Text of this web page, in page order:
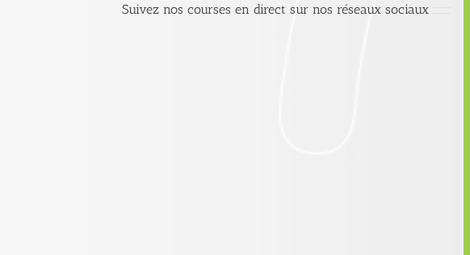
Suivez nos courses en direct sur nos réseaux sociaux